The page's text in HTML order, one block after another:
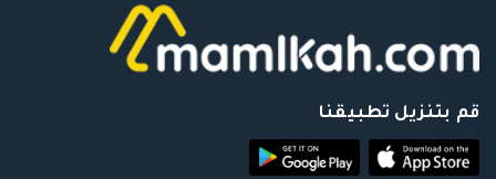
قم بتنزيل تطبيقنا